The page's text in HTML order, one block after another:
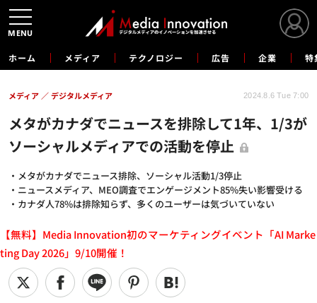
ホーム メディア テクノロジー 広告 企業 特
メタがカナダでニュースを排除して1年、1/3が
ソーシャルメディアでの活動を停止
・メタがカナダでニュース排除、ソーシャル活動1/3停止
・ニュースメディア、MEO調査でエンゲージメント85%失い影響受ける
・カナダ人78%は排除知らず、多くのユーザーは気づいていない
メディア デジタルメディア 2024.8.6 Tue 7:00
【無料】Media Innovation初のマーケティングイベント「AI Marke
ting Day 2026」9/10開催！
MENU